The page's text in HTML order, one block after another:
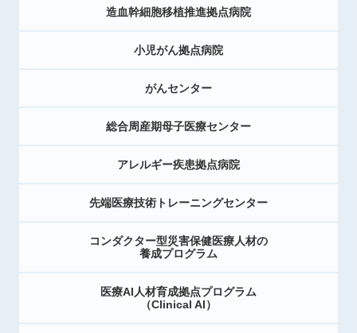
造血幹細胞移植推進拠点病院
小児がん拠点病院
がんセンター
総合周産期母子医療センター
アレルギー疾患拠点病院
先端医療技術トレーニングセンター
コンダクター型災害保健医療人材の
養成プログラム
医療AI人材育成拠点プログラム
（Clinical AI）